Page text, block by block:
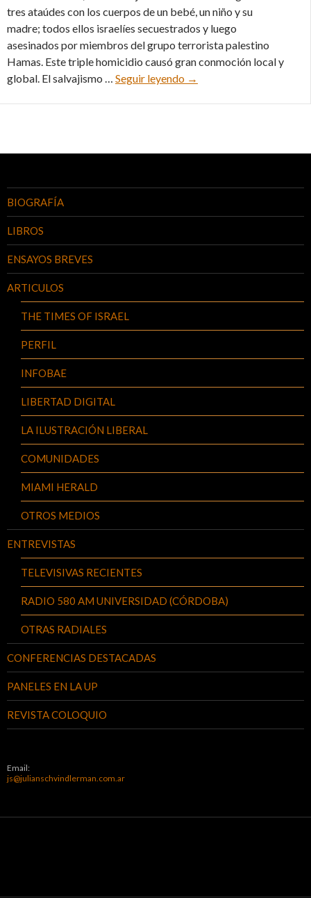
tres ataúdes con los cuerpos de un bebé, un niño y su
madre; todos ellos israelíes secuestrados y luego
asesinados por miembros del grupo terrorista palestino
Hamas. Este triple homicidio causó gran conmoción local y
global. El salvajismo … Seguir leyendo De Shalhevet Pass a
→
BIOGRAFÍA
LIBROS
ENSAYOS BREVES
ARTICULOS
THE TIMES OF ISRAEL
PERFIL
INFOBAE
LIBERTAD DIGITAL
LA ILUSTRACIÓN LIBERAL
COMUNIDADES
MIAMI HERALD
OTROS MEDIOS
ENTREVISTAS
TELEVISIVAS RECIENTES
RADIO 580 AM UNIVERSIDAD (CÓRDOBA)
OTRAS RADIALES
CONFERENCIAS DESTACADAS
PANELES EN LA UP
REVISTA COLOQUIO
Email:
js@julianschvindlerman.com.ar